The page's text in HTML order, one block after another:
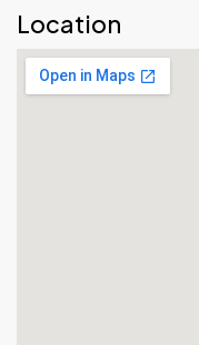
Location